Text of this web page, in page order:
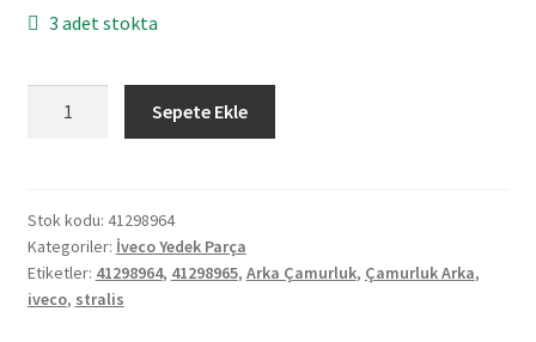
3 adet stokta
Çamurluk
41298965
41298964
adet
Sepete Ekle
Stok kodu: 41298964
Kategoriler: İveco Yedek Parça
Etiketler: 41298964, 41298965, Arka Çamurluk, Çamurluk Arka,
iveco, stralis